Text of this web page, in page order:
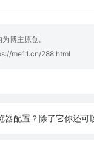
博主原创。
me11.cn/288.html
器配置？除了它你还可